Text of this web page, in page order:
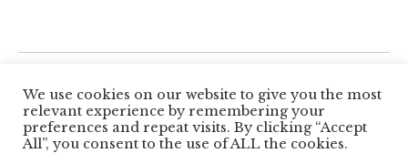
Folge uns
We use cookies on our website to give you the most
relevant experience by remembering your
preferences and repeat visits. By clicking “Accept
All”, you consent to the use of ALL the cookies.